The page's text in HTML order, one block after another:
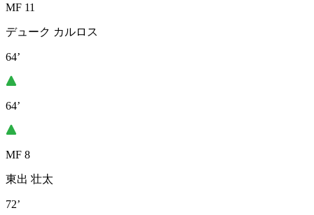
MF 11
デューク カルロス
64’
64’
MF 8
東出 壮太
72’